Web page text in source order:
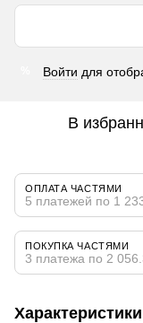
Войти для
В
ОПЛАТА ЧАСТЯМИ
5 платежей по 1
ПОКУПКА ЧАСТЯМИ
3 платежа по 2
Характеристики